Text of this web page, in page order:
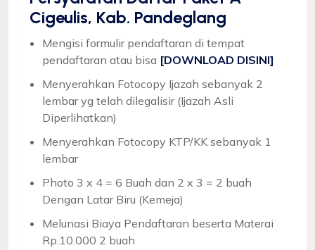
Cigeulis, Kab. Pandeglang
Mengisi formulir pendaftaran di tempat
pendaftaran atau bisa [DOWNLOAD DISINI]
Menyerahkan Fotocopy Ijazah sebanyak 2
lembar yg telah dilegalisir (Ijazah Asli
Diperlihatkan)
Menyerahkan Fotocopy KTP/KK sebanyak 1
lembar
Photo 3 x 4 = 6 Buah dan 2 x 3 = 2 buah
Dengan Latar Biru (Kemeja)
Melunasi Biaya Pendaftaran beserta Materai
Rp.10.000 2 buah